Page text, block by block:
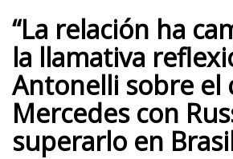
“La relación ha
la llamativa
Antonelli sobre el
Mercedes con
superarlo en